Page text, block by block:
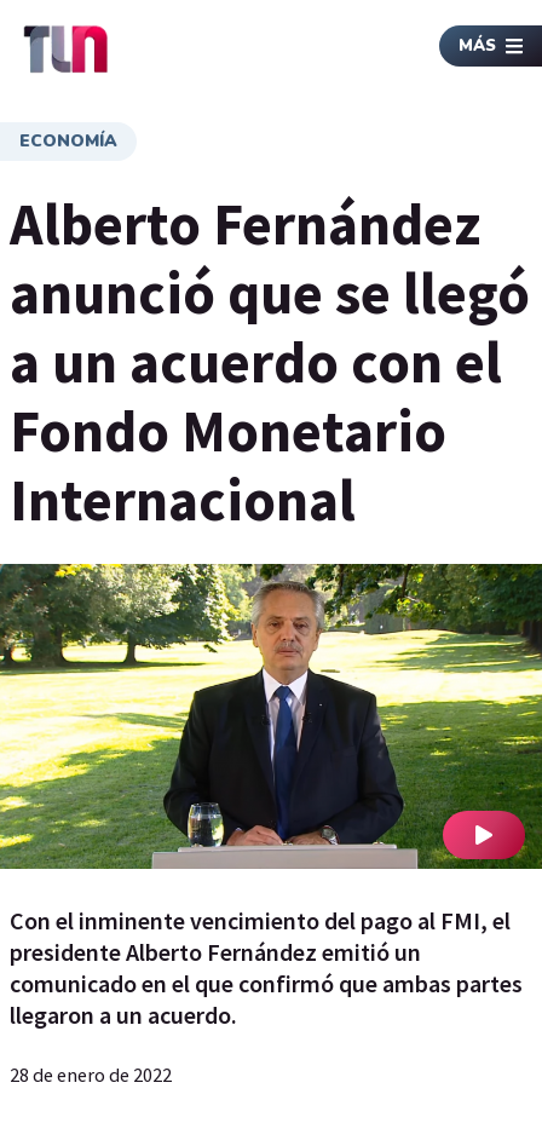
MÁS
ECONOMÍA
Alberto Fernández
anunció que se llegó
a un acuerdo con el
Fondo Monetario
Internacional
Con el inminente vencimiento del pago al FMI, el
presidente Alberto Fernández emitió un
comunicado en el que confirmó que ambas partes
llegaron a un acuerdo.
28 de enero de 2022